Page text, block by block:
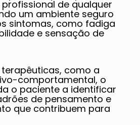
de qualquer
um ambiente seguro
sintomas, como fadiga
e sensação de
como a
comportamental, o
o paciente a identificar
de pensamento e
que contribuem para